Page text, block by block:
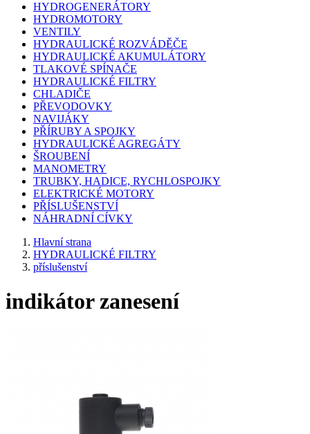
HYDROGENERÁTORY
HYDROMOTORY
VENTILY
HYDRAULICKÉ ROZVÁDĚČE
HYDRAULICKÉ AKUMULÁTORY
TLAKOVÉ SPÍNAČE
HYDRAULICKÉ FILTRY
CHLADIČE
PŘEVODOVKY
NAVIJÁKY
PŘÍRUBY A SPOJKY
HYDRAULICKÉ AGREGÁTY
ŠROUBENÍ
MANOMETRY
TRUBKY, HADICE, RYCHLOSPOJKY
ELEKTRICKÉ MOTORY
PŘÍSLUŠENSTVÍ
NÁHRADNÍ CÍVKY
Hlavní strana
HYDRAULICKÉ FILTRY
příslušenství
indikátor zanesení